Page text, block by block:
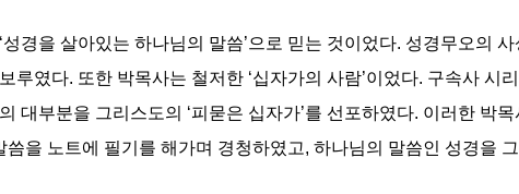
경을 살아있는 하나님의 말씀’으로 믿는 것이었다. 성경무오의
루였다. 또한 박목사는 철저한 ‘십자가의 사람’이었다. 구속사 시
대부분을 그리스도의 ‘피묻은 십자가’를 선포하였다. 이러한 박
을 노트에 필기를 해가며 경청하였고, 하나님의 말씀인 성경을